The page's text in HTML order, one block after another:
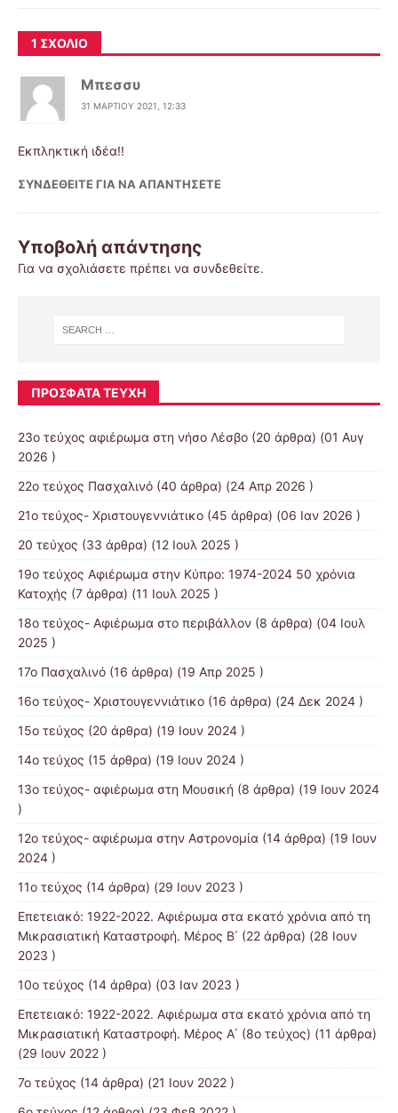
1 ΣΧΌΛΙΟ
Μπεσσυ
31 ΜΑΡΤΊΟΥ 2021, 12:33
Εκπληκτική ιδέα!!
ΣΥΝΔΕΘΕΊΤΕ ΓΙΑ ΝΑ ΑΠΑΝΤΉΣΕΤΕ
Υποβολή απάντησης
Για να σχολιάσετε πρέπει να συνδεθείτε.
ΠΡΌΣΦΑΤΑ ΤΕΎΧΗ
23ο τεύχος αφιέρωμα στη νήσο Λέσβο (20 άρθρα) (01 Αυγ
2026 )
22ο τεύχος Πασχαλινό (40 άρθρα) (24 Απρ 2026 )
21ο τεύχος- Χριστουγεννιάτικο (45 άρθρα) (06 Ιαν 2026 )
20 τεύχος (33 άρθρα) (12 Ιουλ 2025 )
19o τεύχος Αφιέρωμα στην Κύπρο: 1974-2024 50 χρόνια
Κατοχής (7 άρθρα) (11 Ιουλ 2025 )
18ο τεύχος- Αφιέρωμα στο περιβάλλον (8 άρθρα) (04 Ιουλ
2025 )
17ο Πασχαλινό (16 άρθρα) (19 Απρ 2025 )
16ο τεύχος- Χριστουγεννιάτικο (16 άρθρα) (24 Δεκ 2024 )
15ο τεύχος (20 άρθρα) (19 Ιουν 2024 )
14ο τεύχος (15 άρθρα) (19 Ιουν 2024 )
13o τεύχος- αφιέρωμα στη Μουσική (8 άρθρα) (19 Ιουν 2024
)
12o τεύχος- αφιέρωμα στην Αστρονομία (14 άρθρα) (19 Ιουν
2024 )
11ο τεύχος (14 άρθρα) (29 Ιουν 2023 )
Επετειακό: 1922-2022. Αφιέρωμα στα εκατό χρόνια από τη
Μικρασιατική Καταστροφή. Μέρος B΄ (22 άρθρα) (28 Ιουν
2023 )
10ο τεύχος (14 άρθρα) (03 Ιαν 2023 )
Επετειακό: 1922-2022. Αφιέρωμα στα εκατό χρόνια από τη
Μικρασιατική Καταστροφή. Μέρος Α΄ (8ο τεύχος) (11 άρθρα)
(29 Ιουν 2022 )
7o τεύχος (14 άρθρα) (21 Ιουν 2022 )